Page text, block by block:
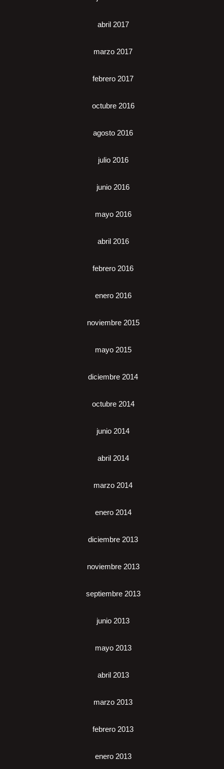
abril 2017
marzo 2017
febrero 2017
octubre 2016
agosto 2016
julio 2016
junio 2016
mayo 2016
abril 2016
febrero 2016
enero 2016
noviembre 2015
mayo 2015
diciembre 2014
octubre 2014
junio 2014
abril 2014
marzo 2014
enero 2014
diciembre 2013
noviembre 2013
septiembre 2013
junio 2013
mayo 2013
abril 2013
marzo 2013
febrero 2013
enero 2013